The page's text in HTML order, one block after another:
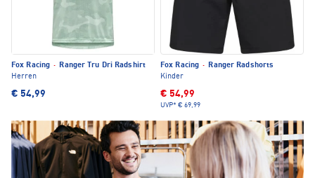
Fox Racing ·
Ranger Tru Dri Radshirt
Herren
€ 54,99
Fox Racing ·
Ranger Radshorts
Kinder
€ 54,99
UVP* € 69,99